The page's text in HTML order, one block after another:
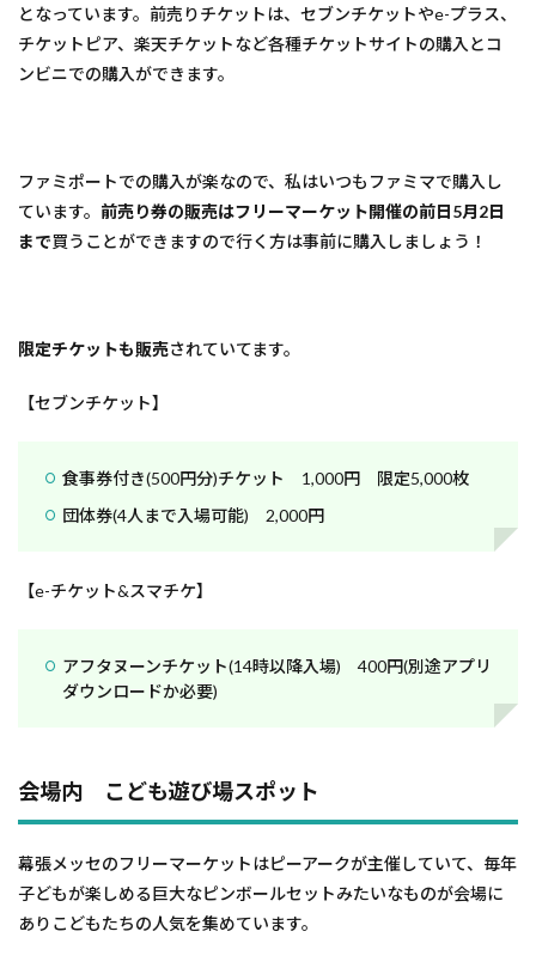
となっています。前売りチケットは、セブンチケットやe-プラス、
チケットピア、楽天チケットなど各種チケットサイトの購入とコ
ンビニでの購入ができます。
ファミポートでの購入が楽なので、私はいつもファミマで購入し
ています。 前売り券の販売はフリーマーケット開催の前日5月2日
まで買うことができますので行く方は事前に購入しましょう！
限定チケットも販売されていてます。
【セブンチケット】
食事券付き(500円分)チケット 1,000円 限定5,000枚
団体券(4人まで入場可能) 2,000円
【e-チケット&スマチケ】
アフタヌーンチケット(14時以降入場) 400円(別途アプリ
ダウンロードか必要)
会場内 こども遊び場スポット
幕張メッセのフリーマーケットはピーアークが主催していて、毎年
子どもが楽しめる巨大なピンボールセットみたいなものが会場に
ありこどもたちの人気を集めています。